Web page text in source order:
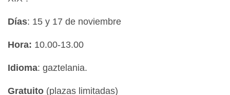
Días: 15 y 17 de noviembre
Hora: 10.00-13.00
Idioma: gaztelania.
Gratuito (plazas limitadas)